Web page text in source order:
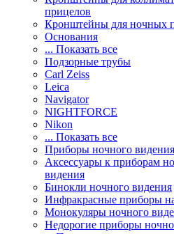
прицелов
Кронштейны для ночных
Основания
... Показать все
Подзорные трубы
Carl Zeiss
Leica
Navigator
NIGHTFORCE
Nikon
... Показать все
Приборы ночного видения
Аксессуары к приборам
видения
Бинокли ночного видения
Инфракрасные приборы
Монокуляры ночного
Недорогие приборы